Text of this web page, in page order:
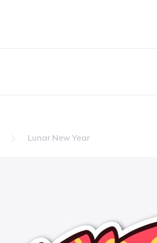
Lunar New Year